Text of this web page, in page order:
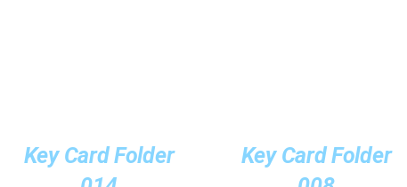
Key Card Folder
Key Card Folder